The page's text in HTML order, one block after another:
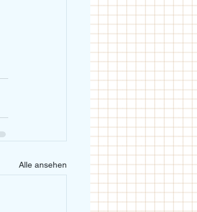
Alle ansehen